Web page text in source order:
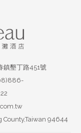
鎮墾丁路451號
County,Taiwan 94644